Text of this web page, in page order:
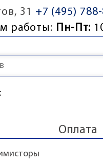
31
+7 (495)
работы: Пн-Пт:
Оплата